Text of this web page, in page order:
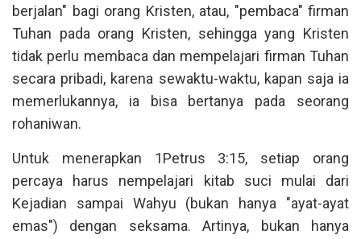
berjalan" bagi orang Kristen, atau, "pembaca" firman
Tuhan pada orang Kristen, sehingga yang Kristen
tidak perlu membaca dan mempelajari firman Tuhan
secara pribadi, karena sewaktu-waktu, kapan saja ia
memerlukannya, ia bisa bertanya pada seorang
rohaniwan.
Untuk menerapkan 1Petrus 3:15, setiap orang
percaya harus nempelajari kitab suci mulai dari
Kejadian sampai Wahyu (bukan hanya "ayat-ayat
emas") dengan seksama. Artinya, bukan hanya